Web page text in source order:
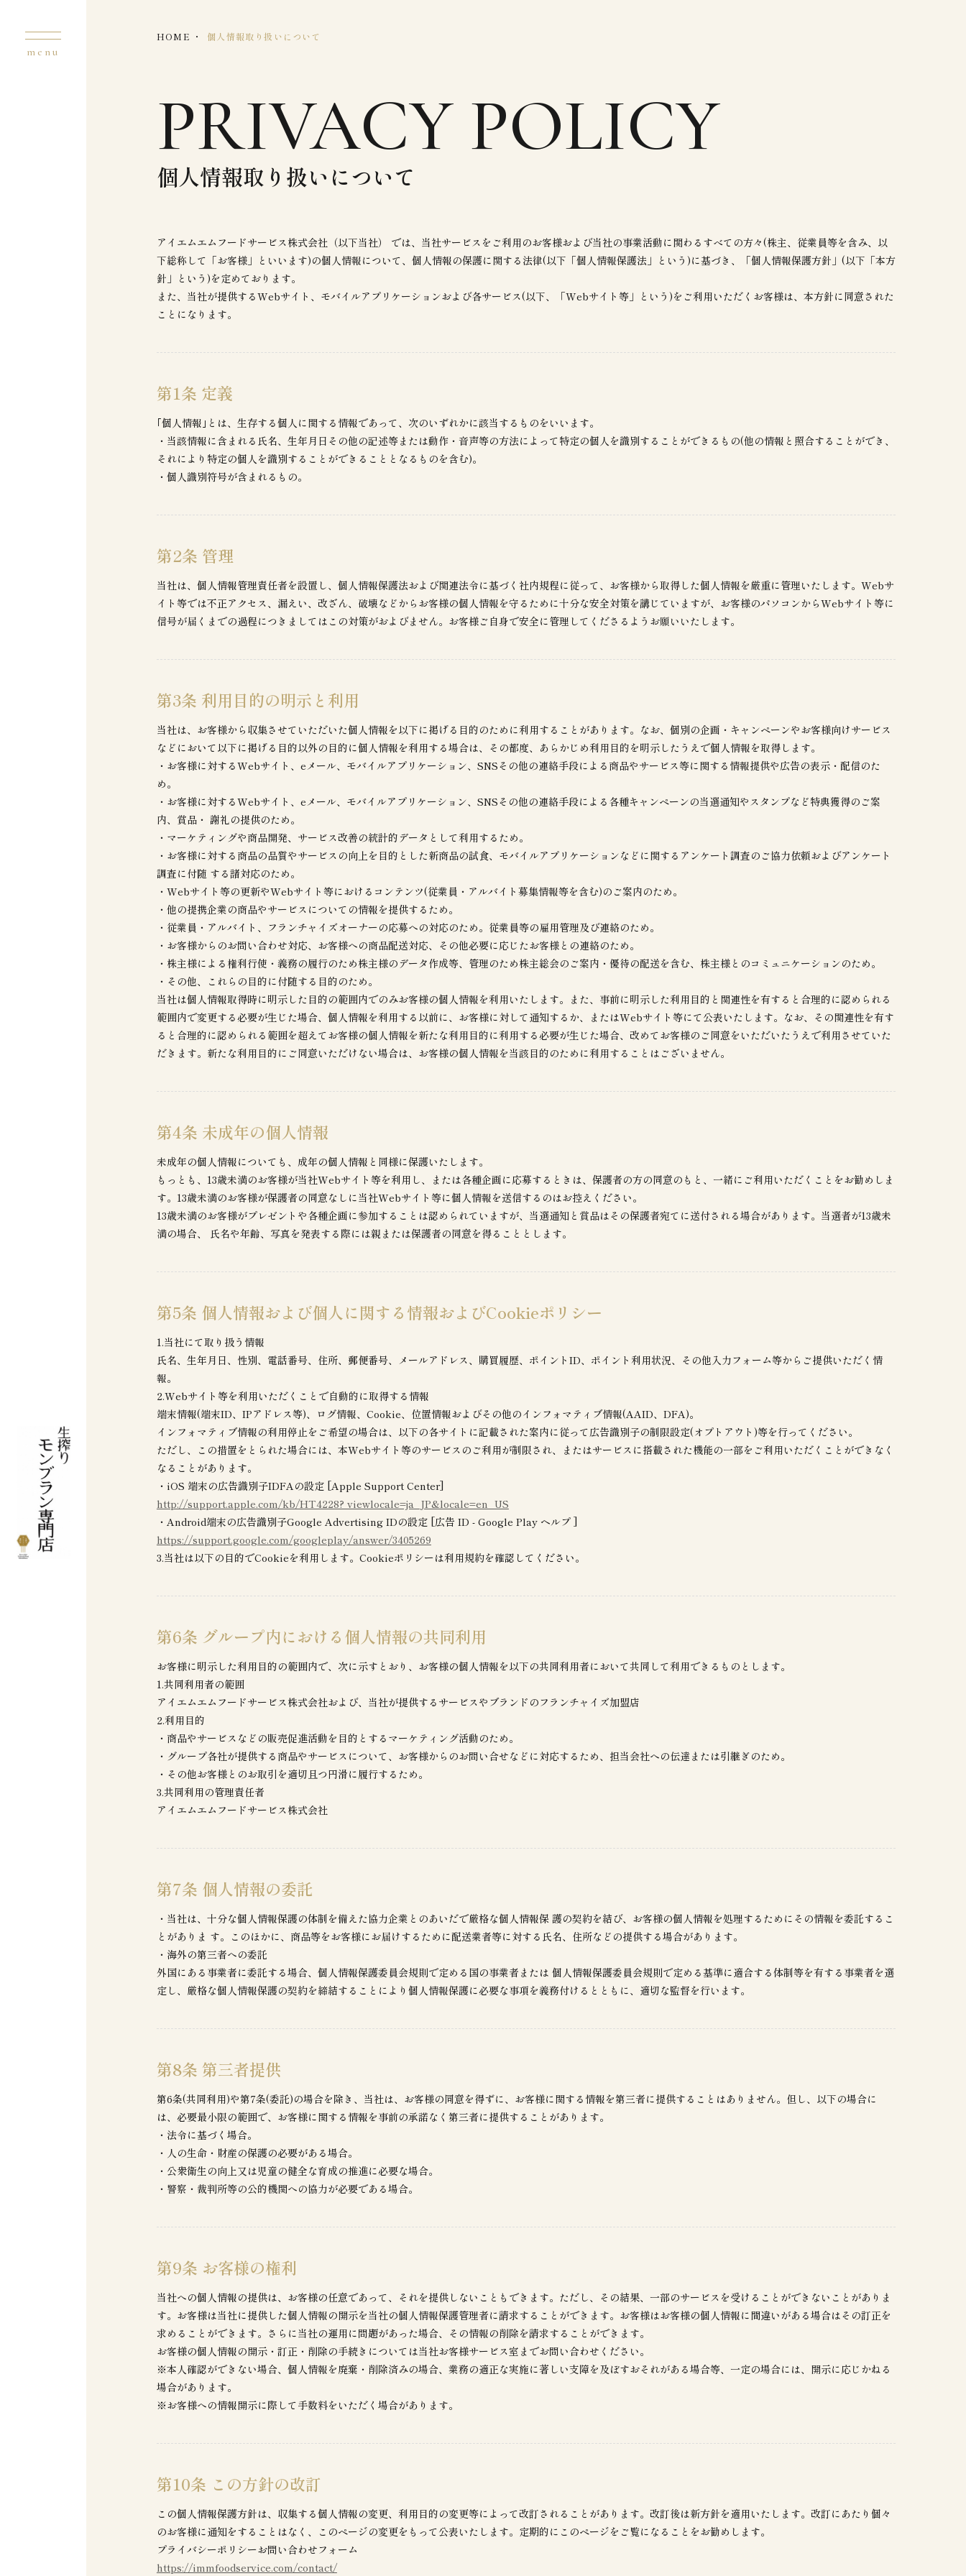
HOME 個人情報取り扱いについて
PRIVACY POLICY
個人情報取り扱いについて
アイエムエムフードサービス株式会社（以下当社） では、当社サービスをご利用のお客様および当社の事業活動に関わるすべての方々(株主、従業員等を含み、以
下総称して「お客様」といいます)の個人情報について、個人情報の保護に関する法律(以下「個人情報保護法」という)に基づき、「個人情報保護方針」(以下「本方
針」という)を定めております。
また、当社が提供するWebサイト、モバイルアプリケーションおよび各サービス(以下、「Webサイト等」という)をご利用いただくお客様は、本方針に同意された
ことになります。
第1条 定義
｢個人情報｣とは、生存する個人に関する情報であって、次のいずれかに該当するものをいいます。
・当該情報に含まれる氏名、生年月日その他の記述等または動作・音声等の方法によって特定の個人を識別することができるもの(他の情報と照合することができ、
それにより特定の個人を識別することができることとなるものを含む)。
・個人識別符号が含まれるもの。
第2条 管理
当社は、個人情報管理責任者を設置し、個人情報保護法および関連法令に基づく社内規程に従って、お客様から取得した個人情報を厳重に管理いたします。Webサ
イト等では不正アクセス、漏えい、改ざん、破壊などからお客様の個人情報を守るために十分な安全対策を講じていますが、お客様のパソコンからWebサイト等に
信号が届くまでの過程につきましてはこの対策がおよびません。お客様ご自身で安全に管理してくださるようお願いいたします。
第3条 利用目的の明示と利用
当社は、お客様から収集させていただいた個人情報を以下に掲げる目的のために利用することがあります。なお、個別の企画・キャンペーンやお客様向けサービス
などにおいて以下に掲げる目的以外の目的に個人情報を利用する場合は、その都度、あらかじめ利用目的を明示したうえで個人情報を取得します。
・お客様に対するWebサイト、eメール、モバイルアプリケーション、SNSその他の連絡手段による商品やサービス等に関する情報提供や広告の表示・配信のた
め。
・お客様に対するWebサイト、eメール、モバイルアプリケーション、SNSその他の連絡手段による各種キャンペーンの当選通知やスタンプなど特典獲得のご案
内、賞品・ 謝礼の提供のため。
・マーケティングや商品開発、サービス改善の統計的データとして利用するため。
・お客様に対する商品の品質やサービスの向上を目的とした新商品の試食、モバイルアプリケーションなどに関するアンケート調査のご協力依頼およびアンケート
調査に付随 する諸対応のため。
・Webサイト等の更新やWebサイト等におけるコンテンツ(従業員・アルバイト募集情報等を含む)のご案内のため。
・他の提携企業の商品やサービスについての情報を提供するため。
・従業員・アルバイト、フランチャイズオーナーの応募への対応のため。従業員等の雇用管理及び連絡のため。
・お客様からのお問い合わせ対応、お客様への商品配送対応、その他必要に応じたお客様との連絡のため。
・株主様による権利行使・義務の履行のため株主様のデータ作成等、管理のため株主総会のご案内・優待の配送を含む、株主様とのコミュニケーションのため。
・その他、これらの目的に付随する目的のため。
当社は個人情報取得時に明示した目的の範囲内でのみお客様の個人情報を利用いたします。また、事前に明示した利用目的と関連性を有すると合理的に認められる
範囲内で変更する必要が生じた場合、個人情報を利用する以前に、お客様に対して通知するか、またはWebサイト等にて公表いたします。なお、その関連性を有す
ると合理的に認められる範囲を超えてお客様の個人情報を新たな利用目的に利用する必要が生じた場合、改めてお客様のご同意をいただいたうえで利用させていた
だきます。新たな利用目的にご同意いただけない場合は、お客様の個人情報を当該目的のために利用することはございません。
第4条 未成年の個人情報
未成年の個人情報についても、成年の個人情報と同様に保護いたします。
もっとも、13歳未満のお客様が当社Webサイト等を利用し、または各種企画に応募するときは、保護者の方の同意のもと、一緒にご利用いただくことをお勧めしま
す。13歳未満のお客様が保護者の同意なしに当社Webサイト等に個人情報を送信するのはお控えください。
13歳未満のお客様がプレゼントや各種企画に参加することは認められていますが、当選通知と賞品はその保護者宛てに送付される場合があります。当選者が13歳未
満の場合、 氏名や年齢、写真を発表する際には親または保護者の同意を得ることとします。
第5条 個人情報および個人に関する情報およびCookieポリシー
1.当社にて取り扱う情報
氏名、生年月日、性別、電話番号、住所、郵便番号、メールアドレス、購買履歴、ポイントID、ポイント利用状況、その他入力フォーム等からご提供いただく情
報。
2.Webサイト等を利用いただくことで自動的に取得する情報
端末情報(端末ID、IPアドレス等)、ログ情報、Cookie、位置情報およびその他のインフォマティブ情報(AAID、DFA)。
インフォマティブ情報の利用停止をご希望の場合は、以下の各サイトに記載された案内に従って広告識別子の制限設定(オプトアウト)等を行ってください。
ただし、この措置をとられた場合には、本Webサイト等のサービスのご利用が制限され、またはサービスに搭載された機能の一部をご利用いただくことができなく
なることがあります。
・iOS 端末の広告識別子IDFAの設定 [Apple Support Center]
http://support.apple.com/kb/HT4228? viewlocale=ja_JP&locale=en_US
・Android端末の広告識別子Google Advertising IDの設定 [広告 ID - Google Play ヘルプ ]
https://support.google.com/googleplay/answer/3405269
3.当社は以下の目的でCookieを利用します。Cookieポリシーは利用規約を確認してください。
第6条 グループ内における個人情報の共同利用
お客様に明示した利用目的の範囲内で、次に示すとおり、お客様の個人情報を以下の共同利用者において共同して利用できるものとします。
1.共同利用者の範囲
アイエムエムフードサービス株式会社および、当社が提供するサービスやブランドのフランチャイズ加盟店
2.利用目的
・商品やサービスなどの販売促進活動を目的とするマーケティング活動のため。
・グループ各社が提供する商品やサービスについて、お客様からのお問い合せなどに対応するため、担当会社への伝達または引継ぎのため。
・その他お客様とのお取引を適切且つ円滑に履行するため。
3.共同利用の管理責任者
アイエムエムフードサービス株式会社
第7条 個人情報の委託
・当社は、十分な個人情報保護の体制を備えた協力企業とのあいだで厳格な個人情報保 護の契約を結び、お客様の個人情報を処理するためにその情報を委託するこ
とがありま す。このほかに、商品等をお客様にお届けするために配送業者等に対する氏名、住所などの提供する場合があります。
・海外の第三者への委託
外国にある事業者に委託する場合、個人情報保護委員会規則で定める国の事業者または 個人情報保護委員会規則で定める基準に適合する体制等を有する事業者を選
定し、厳格な個人情報保護の契約を締結することにより個人情報保護に必要な事項を義務付けるとともに、適切な監督を行います。
第8条 第三者提供
第6条(共同利用)や第7条(委託)の場合を除き、当社は、お客様の同意を得ずに、お客様に関する情報を第三者に提供することはありません。但し、以下の場合に
は、必要最小限の範囲で、お客様に関する情報を事前の承諾なく第三者に提供することがあります。
・法令に基づく場合。
・人の生命・財産の保護の必要がある場合。
・公衆衛生の向上又は児童の健全な育成の推進に必要な場合。
・警察・裁判所等の公的機関への協力が必要である場合。
第9条 お客様の権利
当社への個人情報の提供は、お客様の任意であって、それを提供しないこともできます。ただし、その結果、一部のサービスを受けることができないことがありま
す。お客様は当社に提供した個人情報の開示を当社の個人情報保護管理者に請求することができます。お客様はお客様の個人情報に間違いがある場合はその訂正を
求めることができます。さらに当社の運用に問題があった場合、その情報の削除を請求することができます。
お客様の個人情報の開示・訂正・削除の手続きについては当社お客様サービス室までお問い合わせください。
※本人確認ができない場合、個人情報を廃棄・削除済みの場合、業務の適正な実施に著しい支障を及ぼすおそれがある場合等、一定の場合には、開示に応じかねる
場合があります。
※お客様への情報開示に際して手数料をいただく場合があります。
第10条 この方針の改訂
この個人情報保護方針は、収集する個人情報の変更、利用目的の変更等によって改訂されることがあります。改訂後は新方針を適用いたします。改訂にあたり個々
のお客様に通知をすることはなく、このページの変更をもって公表いたします。定期的にこのページをご覧になることをお勧めします。
プライバシーポリシーお問い合わせフォーム
https://immfoodservice.com/contact/